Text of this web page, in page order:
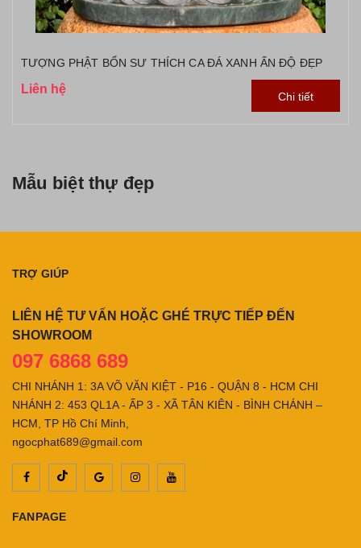
TƯỢNG PHẬT BỔN SƯ THÍCH CA ĐÁ XANH ẤN ĐỘ ĐẸP
Liên hệ
Chi tiết
Mẫu biệt thự đẹp
TRỢ GIÚP
LIÊN HỆ TƯ VẤN HOẶC GHÉ TRỰC TIẾP ĐẾN
SHOWROOM
097 6868 689
CHI NHÁNH 1: 3A VÕ VĂN KIỆT - P16 - QUẬN 8 - HCM CHI
NHÁNH 2: 453 QL1A - ẤP 3 - XÃ TÂN KIÊN - BÌNH CHÁNH –
HCM, TP Hồ Chí Minh,
ngocphat689@gmail.com
FANPAGE